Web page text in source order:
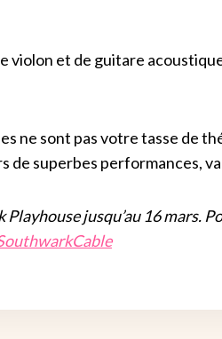
violon et de guitare
ne sont pas votre tasse de
de superbes performances,
jusqu’au 16 mars.